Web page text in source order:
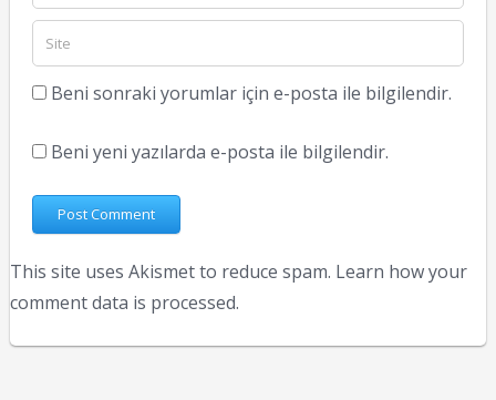
Beni sonraki yorumlar için e-posta ile bilgilendir.
Beni yeni yazılarda e-posta ile bilgilendir.
This site uses Akismet to reduce spam. Learn how your
comment data is processed.